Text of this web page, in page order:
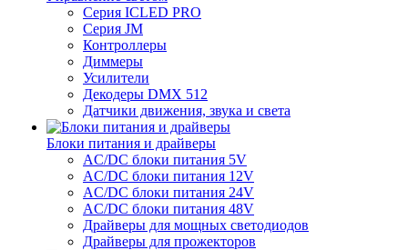
Серия ICLED PRO
Серия JM
Контроллеры
Диммеры
Усилители
Декодеры DMX 512
Датчики движения, звука и света
Блоки питания и драйверы
AC/DC блоки питания 5V
AC/DC блоки питания 12V
AC/DC блоки питания 24V
AC/DC блоки питания 48V
Драйверы для мощных светодиодов
Драйверы для прожекторов